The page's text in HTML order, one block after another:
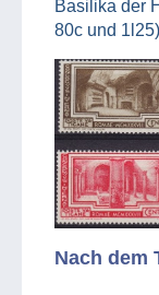
Basilika der
80c und
Nach dem